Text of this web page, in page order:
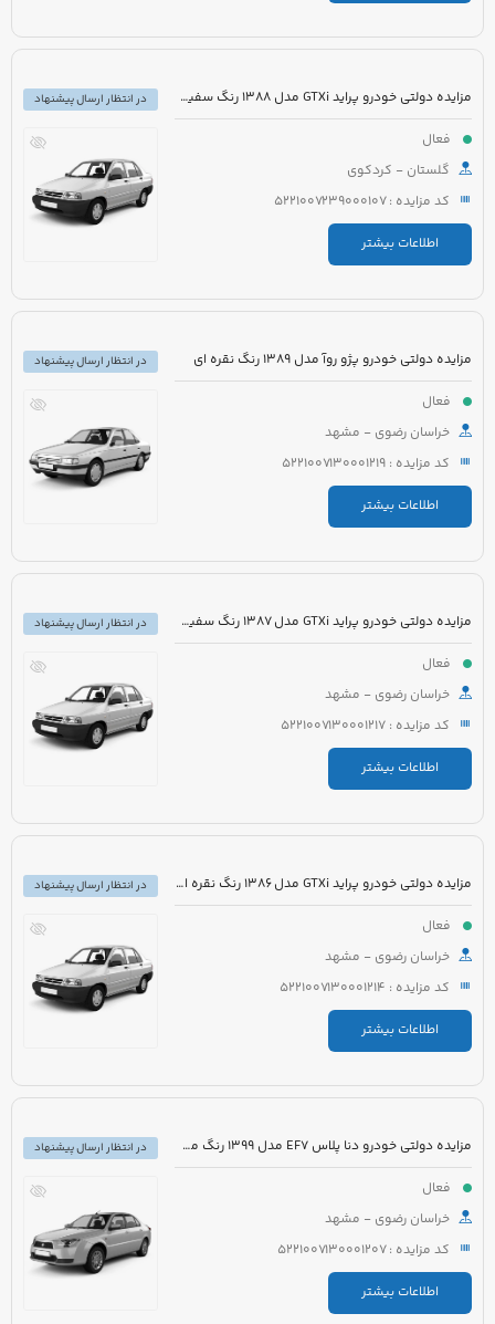
مزایده دولتی خودرو پراید GTXi مدل 1388 رنگ سفید روغنی
فعال
گلستان - کردکوی
کد مزایده : 5221007239000107
اطلاعات بیشتر
در انتظار ارسال پیشنهاد
مزایده دولتی خودرو پژو روآ مدل 1389 رنگ نقره ای
فعال
خراسان رضوی - مشهد
کد مزایده : 5221007130001219
اطلاعات بیشتر
در انتظار ارسال پیشنهاد
مزایده دولتی خودرو پراید GTXi مدل 1387 رنگ سفید روغنی
فعال
خراسان رضوی - مشهد
کد مزایده : 5221007130001217
اطلاعات بیشتر
در انتظار ارسال پیشنهاد
مزایده دولتی خودرو پراید GTXi مدل 1386 رنگ نقره ای متالیک
فعال
خراسان رضوی - مشهد
کد مزایده : 5221007130001214
اطلاعات بیشتر
در انتظار ارسال پیشنهاد
مزایده دولتی خودرو دنا پلاس EF7 مدل 1399 رنگ مشکی متالیک
فعال
خراسان رضوی - مشهد
کد مزایده : 5221007130001207
اطلاعات بیشتر
در انتظار ارسال پیشنهاد